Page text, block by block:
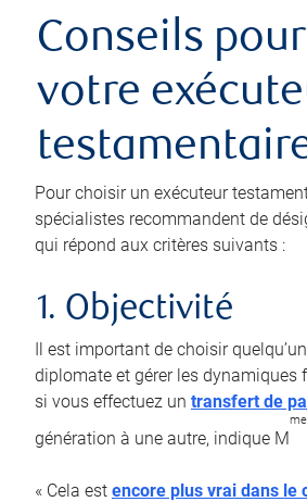
Conseils
votre
Pour choisir un exécuteur
spécialistes recommandent de
qui répond aux critères suivants :
1. Objectivité
Il est important de choisir
diplomate et gérer les dynamiques
si vous effectuez un transfert de
génération à une autre, indique M
me
« Cela est encore plus vrai dans le